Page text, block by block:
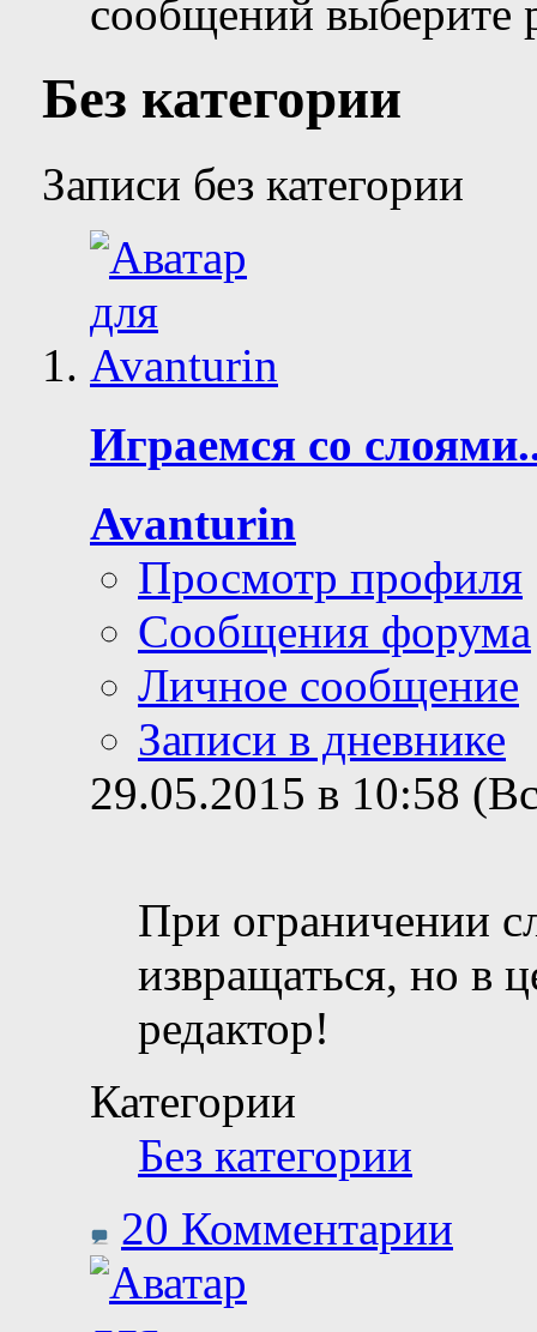
сообщений выберите
Без категории
Записи без категории
Играемся со
Avanturin
Просмотр профиля
Сообщения форума
Личное сообщение
Записи в дневнике
29.05.2015 в 10:58
При ограничении
извращаться, но в
редактор!
Категории
Без категории
20 Комментарии